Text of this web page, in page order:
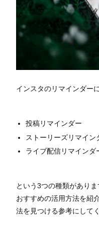
インスタのリマインダーに
投稿リマインダー
ストーリーズリマイン
ライブ配信リマインダ
という3つの種類があり
おすすめの活用方法を紹
法を見つける参考にして